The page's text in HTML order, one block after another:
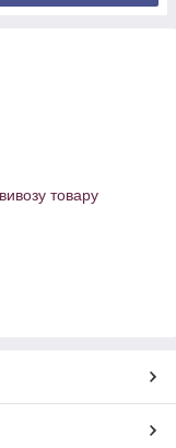
товару